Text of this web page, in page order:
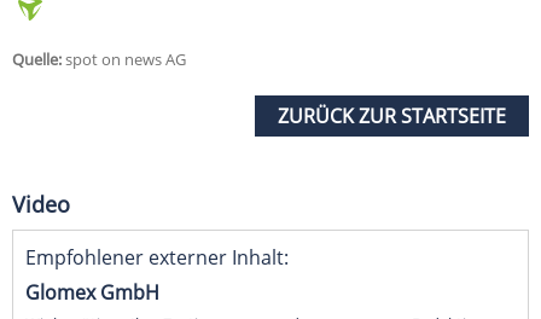
Quelle:spot on news AG
ZURÜCK ZUR STARTSEITE
Video
Empfohlener externer Inhalt:
Glomex GmbH